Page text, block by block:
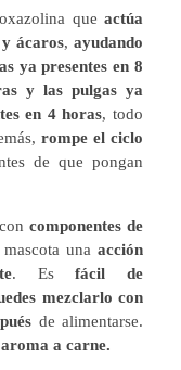
queactúa
ácaros, ayudando
ya presentes en 8
y las pulgas ya
en 4 horas, todo
rompe el ciclo
de que pongan
componentes de
una acción
. Esfácil de
mezclarlo con
de alimentarse.
a carne.